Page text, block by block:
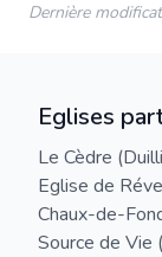
Dernière
Eglises
Le Cèdre
Eglise de
Chaux-de-
Source de Vie